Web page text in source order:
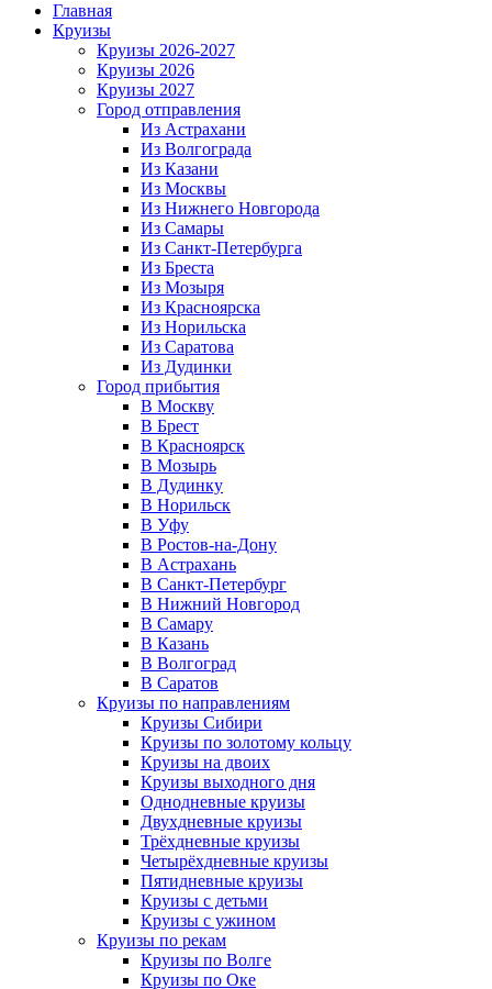
Главная
Круизы
Круизы 2026-2027
Круизы 2026
Круизы 2027
Город отправления
Из Астрахани
Из Волгограда
Из Казани
Из Москвы
Из Нижнего Новгорода
Из Самары
Из Санкт-Петербурга
Из Бреста
Из Мозыря
Из Красноярска
Из Норильска
Из Саратова
Из Дудинки
Город прибытия
В Москву
В Брест
В Красноярск
В Мозырь
В Дудинку
В Норильск
В Уфу
В Ростов-на-Дону
В Астрахань
В Санкт-Петербург
В Нижний Новгород
В Самару
В Казань
В Волгоград
В Саратов
Круизы по направлениям
Круизы Сибири
Круизы по золотому кольцу
Круизы на двоих
Круизы выходного дня
Однодневные круизы
Двухдневные круизы
Трёхдневные круизы
Четырёхдневные круизы
Пятидневные круизы
Круизы с детьми
Круизы с ужином
Круизы по рекам
Круизы по Волге
Круизы по Оке